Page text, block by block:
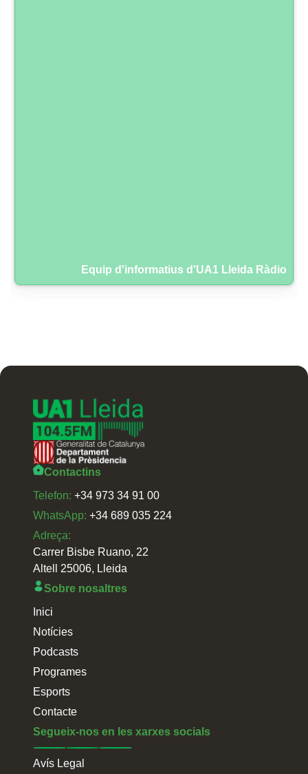
Equip d'informatius d'UA1 Lleida Ràdio
Contactins
Telefon: +34 973 34 91 00
WhatsApp: +34 689 035 224
Adreça:
Carrer Bisbe Ruano, 22
Altell 25006, Lleida
Sobre nosaltres
Inici
Notícies
Podcasts
Programes
Esports
Contacte
Segueix-nos en les xarxes socials
Avís Legal